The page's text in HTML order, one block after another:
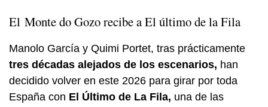
El Monte do Gozo recibe a El último de la Fila
Manolo García y Quimi Portet, tras prácticamente
tres décadas alejados de los escenarios, han
decidido volver en este 2026 para girar por toda
España con El Último de La Fila, una de las